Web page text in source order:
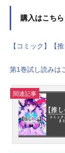
購入はこちら
【コミック】【
第1巻試し読みは
関連記事